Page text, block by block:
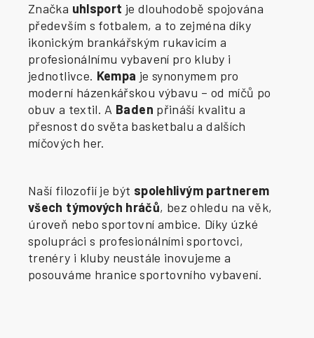
Značka uhlsport je dlouhodobě spojována
především s fotbalem, a to zejména díky
ikonickým brankářským rukavicím a
profesionálnímu vybavení pro kluby i
jednotlivce. Kempa je synonymem pro
moderní házenkářskou výbavu – od míčů po
obuv a textil. A Baden přináší kvalitu a
přesnost do světa basketbalu a dalších
míčových her.
Naší filozofií je být spolehlivým partnerem
všech týmových hráčů, bez ohledu na věk,
úroveň nebo sportovní ambice. Díky úzké
spolupráci s profesionálními sportovci,
trenéry i kluby neustále inovujeme a
posouváme hranice sportovního vybavení.